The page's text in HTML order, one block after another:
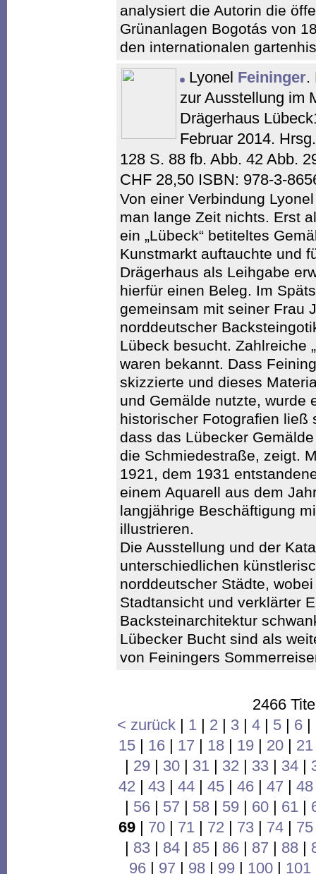
analysiert die Autorin die
Grünanlagen Bogotás von
den internationalen
Lyonel Feininger.
zur Ausstellung im
Drägerhaus
Februar 2014.
128 S. 88 fb. Abb. 42 Abb.
CHF 28,50 ISBN: 978-3-
Von einer Verbindung
man lange Zeit nichts. Erst
ein „Lübeck“ betiteltes
Kunstmarkt auftauchte und
Drägerhaus als Leihgabe
hierfür einen Beleg. Im
gemeinsam mit seiner Frau
norddeutscher
Lübeck besucht. Zahlreiche
waren bekannt. Dass
skizzierte und dieses
und Gemälde nutzte, wurde
historischer Fotografien ließ
dass das Lübecker
die Schmiedestraße, zeigt.
1921, dem 1931
einem Aquarell aus dem
langjährige Beschäftigung
illustrieren.
Die Ausstellung und der
unterschiedlichen
norddeutscher Städte,
Stadtansicht und verklärter
Backsteinarchitektur
Lübecker Bucht sind als
von Feiningers
2466
< zurück | 1 | 2 | 3 | 4 | 5 | 6 |
15| 16| 17 | 18| 19| 20| 21
| 29| 30| 31| 32 | 33| 34|
42 | 43| 44| 45| 46| 47 | 48
| 56| 57 | 58| 59| 60| 61|
69| 70| 71| 72 | 73| 74| 75
| 83| 84| 85| 86| 87 | 88|
96| 97 | 98| 99| 100| 101